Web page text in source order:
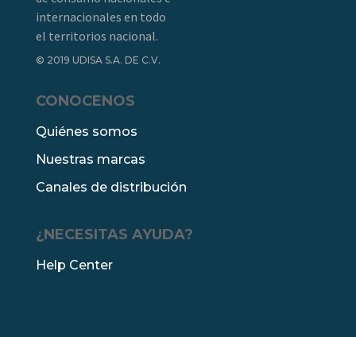
internacionales en todo
el territorios nacional.
© 2019 UDISA S.A. DE C.V.
CONOCENOS
Quiénes somos
Nuestras marcas
Canales de distribución
¿NECESITAS AYUDA?
Help Center